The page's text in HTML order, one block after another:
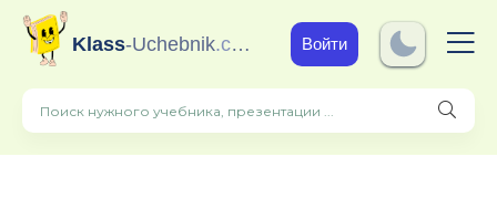
Klass-Uchebnik.com Войти